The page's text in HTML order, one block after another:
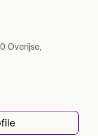
Overijse,